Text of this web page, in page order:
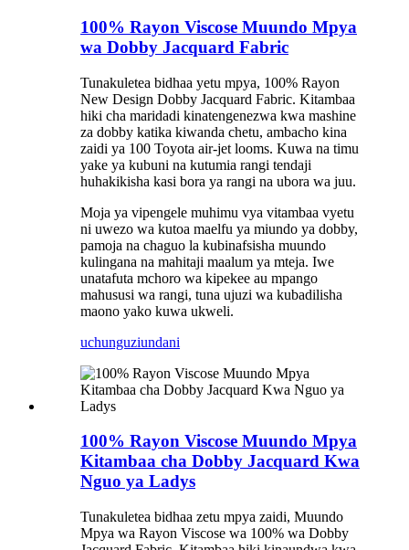
100% Rayon Viscose Muundo Mpya
wa Dobby Jacquard Fabric
Tunakuletea bidhaa yetu mpya, 100% Rayon
New Design Dobby Jacquard Fabric. Kitambaa
hiki cha maridadi kinatengenezwa kwa mashine
za dobby katika kiwanda chetu, ambacho kina
zaidi ya 100 Toyota air-jet looms. Kuwa na timu
yake ya kubuni na kutumia rangi tendaji
huhakikisha kasi bora ya rangi na ubora wa juu.
Moja ya vipengele muhimu vya vitambaa vyetu
ni uwezo wa kutoa maelfu ya miundo ya dobby,
pamoja na chaguo la kubinafsisha muundo
kulingana na mahitaji maalum ya mteja. Iwe
unatafuta mchoro wa kipekee au mpango
mahususi wa rangi, tuna ujuzi wa kubadilisha
maono yako kuwa ukweli.
uchunguziundani
100% Rayon Viscose Muundo Mpya
Kitambaa cha Dobby Jacquard Kwa
Nguo ya Ladys
Tunakuletea bidhaa zetu mpya zaidi, Muundo
Mpya wa Rayon Viscose wa 100% wa Dobby